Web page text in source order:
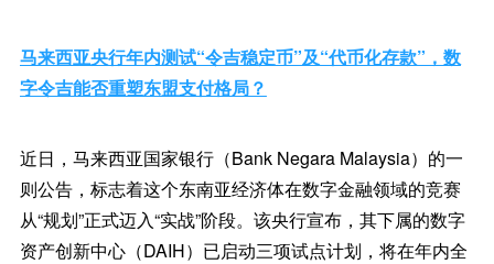
马来西亚央行年内测试“令吉稳定币”及“代币化存款”，数
字令吉能否重塑东盟支付格局？
近日，马来西亚国家银行（Bank Negara Malaysia）的一
则公告，标志着这个东南亚经济体在数字金融领域的竞赛
从“规划”正式迈入“实战”阶段。该央行宣布，其下属的数字
资产创新中心（DAIH）已启动三项试点计划，将在年内全